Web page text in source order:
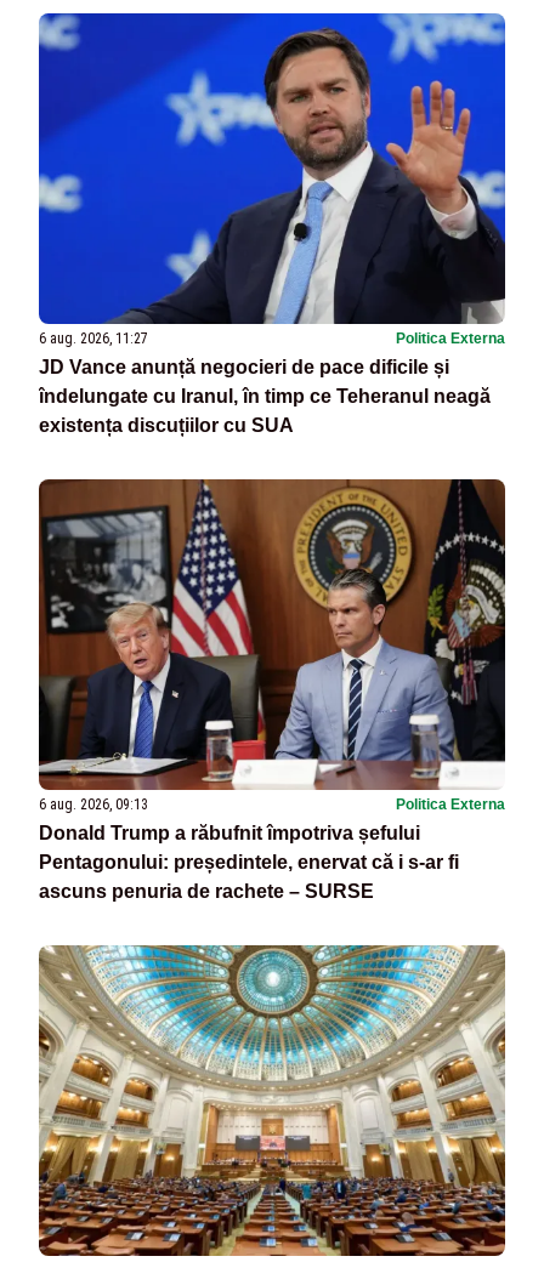
6 aug. 2026, 11:27 Politica Externa
JD Vance anunță negocieri de pace dificile și
îndelungate cu Iranul, în timp ce Teheranul neagă
existența discuțiilor cu SUA
6 aug. 2026, 09:13 Politica Externa
Donald Trump a răbufnit împotriva șefului
Pentagonului: președintele, enervat că i s-ar fi
ascuns penuria de rachete – SURSE